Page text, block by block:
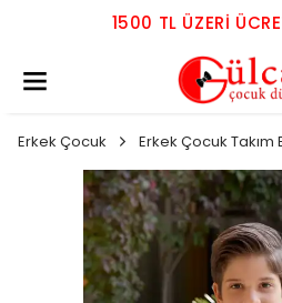
1500 TL ÜZERI
Erkek Çocuk Erkek Çocuk Takım